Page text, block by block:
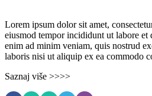
Lorem ipsum dolor sit amet,
eiusmod tempor incididunt ut labore et
enim ad minim veniam, quis nostrud
laboris nisi ut aliquip ex ea commodo
Saznaj više >>>>